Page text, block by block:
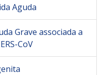
Aguda
Grave associada a
CoV